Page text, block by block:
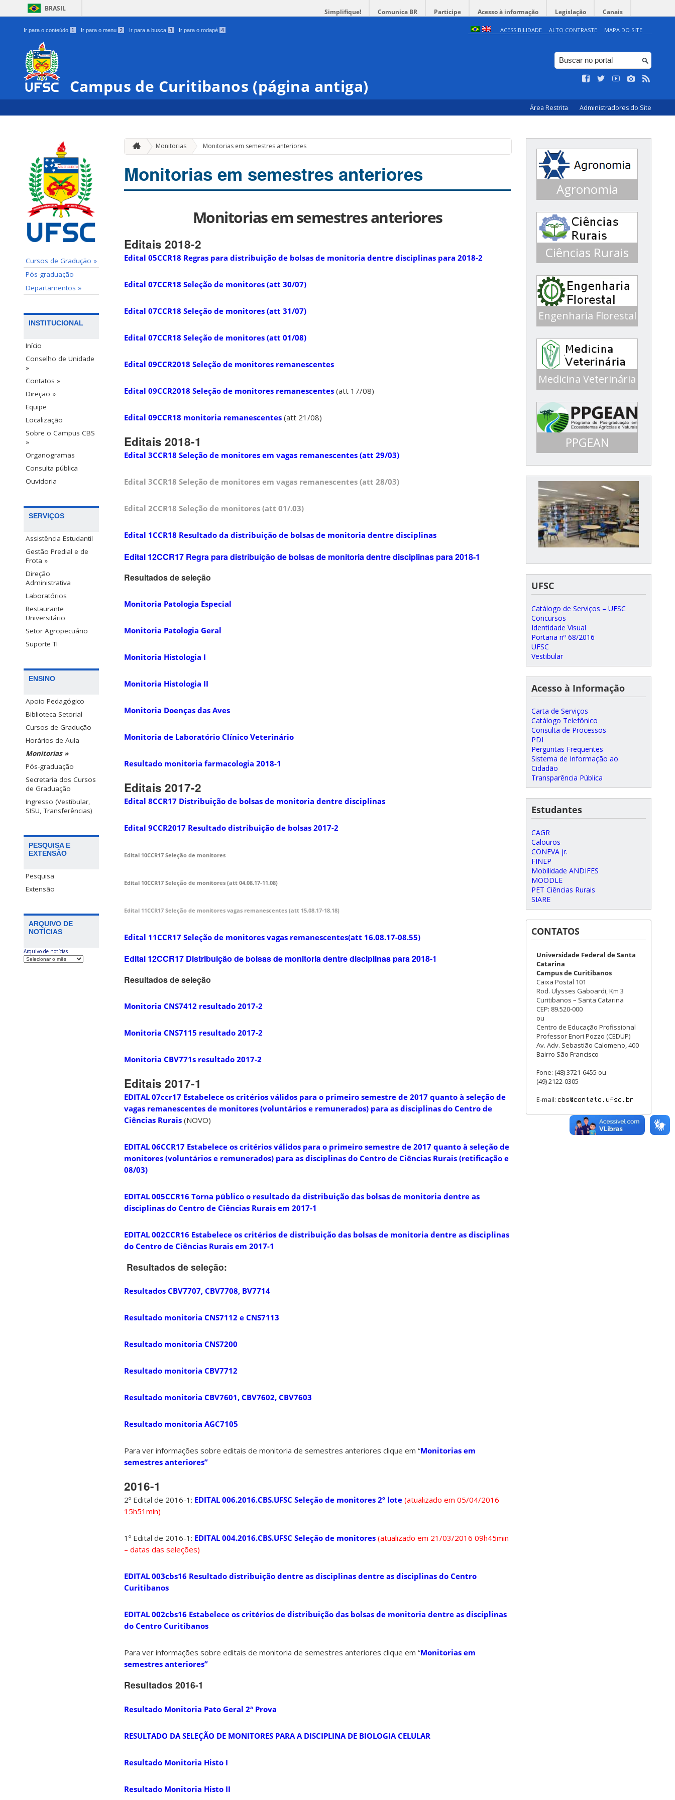
BRASIL Simplifique! Comunica BR Participe Acesso à informação Legislação Canais
Ir para o conteúdo 1 Ir para o menu 2 Ir para a busca 3 Ir para o rodapé 4 ACESSIBILIDADE ALTO CONTRASTE MAPA DO SITE
Campus de Curitibanos (página antiga)
Área Restrita Administradores do Site
Cursos de Gradução »
Pós-graduação
Departamentos »
INSTITUCIONAL
Início
Conselho de Unidade
»
Contatos »
Direção »
Equipe
Localização
Sobre o Campus CBS
»
Organogramas
Consulta pública
Ouvidoria
SERVIÇOS
Assistência Estudantil
Gestão Predial e de
Frota »
Direção
Administrativa
Laboratórios
Restaurante
Universitário
Setor Agropecuário
Suporte TI
ENSINO
Apoio Pedagógico
Biblioteca Setorial
Cursos de Gradução
Horários de Aula
Monitorias »
Pós-graduação
Secretaria dos Cursos
de Graduação
Ingresso (Vestibular,
SISU, Transferências)
PESQUISA E
EXTENSÃO
Pesquisa
Extensão
ARQUIVO DE
NOTÍCIAS
Arquivo de notícias
Monitorias Monitorias em semestres anteriores
Monitorias em semestres anteriores
Monitorias em semestres anteriores
Editais 2018-2
Edital 05CCR18 Regras para distribuição de bolsas de monitoria dentre disciplinas para 2018-2
Edital 07CCR18 Seleção de monitores (att 30/07)
Edital 07CCR18 Seleção de monitores (att 31/07)
Edital 07CCR18 Seleção de monitores (att 01/08)
Edital 09CCR2018 Seleção de monitores remanescentes
Edital 09CCR2018 Seleção de monitores remanescentes (att 17/08)
Edital 09CCR18 monitoria remanescentes (att 21/08)
Editais 2018-1
Edital 3CCR18 Seleção de monitores em vagas remanescentes (att 29/03)
Edital 3CCR18 Seleção de monitores em vagas remanescentes (att 28/03)
Edital 2CCR18 Seleção de monitores (att 01/.03)
Edital 1CCR18 Resultado da distribuição de bolsas de monitoria dentre disciplinas
Edital 12CCR17 Regra para distribuição de bolsas de monitoria dentre disciplinas para 2018-1
Resultados de seleção
Monitoria Patologia Especial
Monitoria Patologia Geral
Monitoria Histologia I
Monitoria Histologia II
Monitoria Doenças das Aves
Monitoria de Laboratório Clínico Veterinário
Resultado monitoria farmacologia 2018-1
Editais 2017-2
Edital 8CCR17 Distribuição de bolsas de monitoria dentre disciplinas
Edital 9CCR2017 Resultado distribuição de bolsas 2017-2
Edital 10CCR17 Seleção de monitores
Edital 10CCR17 Seleção de monitores (att 04.08.17-11.08)
Edital 11CCR17 Seleção de monitores vagas remanescentes (att 15.08.17-18.18)
Edital 11CCR17 Seleção de monitores vagas remanescentes(att 16.08.17-08.55)
Edital 12CCR17 Distribuição de bolsas de monitoria dentre disciplinas para 2018-1
Resultados de seleção
Monitoria CNS7412 resultado 2017-2
Monitoria CNS7115 resultado 2017-2
Monitoria CBV771s resultado 2017-2
Editais 2017-1
EDITAL 07ccr17 Estabelece os critérios válidos para o primeiro semestre de 2017 quanto à seleção de
vagas remanescentes de monitores (voluntários e remunerados) para as disciplinas do Centro de
Ciências Rurais (NOVO)
EDITAL 06CCR17 Estabelece os critérios válidos para o primeiro semestre de 2017 quanto à seleção de
monitores (voluntários e remunerados) para as disciplinas do Centro de Ciências Rurais (retificação e
08/03)
EDITAL 005CCR16 Torna público o resultado da distribuição das bolsas de monitoria dentre as
disciplinas do Centro de Ciências Rurais em 2017-1
EDITAL 002CCR16 Estabelece os critérios de distribuição das bolsas de monitoria dentre as disciplinas
do Centro de Ciências Rurais em 2017-1
Resultados de seleção:
Resultados CBV7707, CBV7708, BV7714
Resultado monitoria CNS7112 e CNS7113
Resultado monitoria CNS7200
Resultado monitoria CBV7712
Resultado monitoria CBV7601, CBV7602, CBV7603
Resultado monitoria AGC7105
Para ver informações sobre editais de monitoria de semestres anteriores clique em “Monitorias em
semestres anteriores”
2016-1
2º Edital de 2016-1: EDITAL 006.2016.CBS.UFSC Seleção de monitores 2º lote (atualizado em 05/04/2016
15h51min)
1º Edital de 2016-1: EDITAL 004.2016.CBS.UFSC Seleção de monitores (atualizado em 21/03/2016 09h45min
– datas das seleções)
EDITAL 003cbs16 Resultado distribuição dentre as disciplinas dentre as disciplinas do Centro
Curitibanos
EDITAL 002cbs16 Estabelece os critérios de distribuição das bolsas de monitoria dentre as disciplinas
do Centro Curitibanos
Para ver informações sobre editais de monitoria de semestres anteriores clique em “Monitorias em
semestres anteriores”
Resultados 2016-1
Resultado Monitoria Pato Geral 2ª Prova
RESULTADO DA SELEÇÃO DE MONITORES PARA A DISCIPLINA DE BIOLOGIA CELULAR
Resultado Monitoria Histo I
Resultado Monitoria Histo II
Agronomia
Conceito 3 ENADE 2016
Conceito 5 ENADE 2013
Ciências Rurais
Engenharia Florestal
Conceito 4 ENADE 2017
Medicina Veterinária
Conceito 5 ENADE 2016
PPGEAN
Mestrado em Ecossistemas
Agrícolas e Naturais
UFSC
Catálogo de Serviços – UFSC
Concursos
Identidade Visual
Portaria nº 68/2016
UFSC
Vestibular
Acesso à Informação
Carta de Serviços
Catálogo Telefônico
Consulta de Processos
PDI
Perguntas Frequentes
Sistema de Informação ao
Cidadão
Transparência Pública
Estudantes
CAGR
Calouros
CONEVA jr.
FINEP
Mobilidade ANDIFES
MOODLE
PET Ciências Rurais
SIARE
CONTATOS
Universidade Federal de Santa
Catarina
Campus de Curitibanos
Caixa Postal 101
Rod. Ulysses Gaboardi, Km 3
Curitibanos – Santa Catarina
CEP: 89.520-000
ou
Centro de Educação Profissional
Professor Enori Pozzo (CEDUP)
Av. Adv. Sebastião Calomeno, 400
Bairro São Francisco
Fone: (48) 3721-6455 ou
(49) 2122-0305
E-mail: